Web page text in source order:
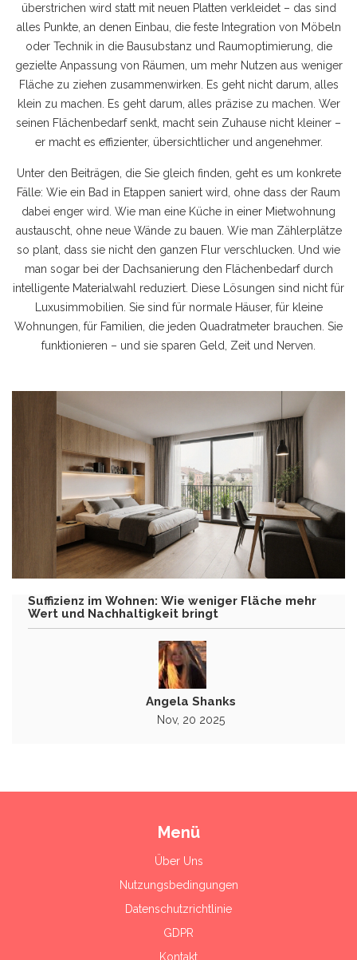
überstrichen wird statt mit neuen Platten verkleidet – das sind
alles Punkte, an denen Einbau die feste Integration von Möbeln
oder Technik in die Bausubstanz und Raumoptimierung die
gezielte Anpassung von Räumen, um mehr Nutzen aus weniger
Fläche zu ziehen zusammenwirken. Es geht nicht darum, alles
klein zu machen. Es geht darum, alles präzise zu machen. Wer
seinen Flächenbedarf senkt, macht sein Zuhause nicht kleiner –
er macht es effizienter, übersichtlicher und angenehmer.
Unter den Beiträgen, die Sie gleich finden, geht es um konkrete
Fälle: Wie ein Bad in Etappen saniert wird, ohne dass der Raum
dabei enger wird. Wie man eine Küche in einer Mietwohnung
austauscht, ohne neue Wände zu bauen. Wie man Zählerplätze
so plant, dass sie nicht den ganzen Flur verschlucken. Und wie
man sogar bei der Dachsanierung den Flächenbedarf durch
intelligente Materialwahl reduziert. Diese Lösungen sind nicht für
Luxusimmobilien. Sie sind für normale Häuser, für kleine
Wohnungen, für Familien, die jeden Quadratmeter brauchen. Sie
funktionieren – und sie sparen Geld, Zeit und Nerven.
Suffizienz im Wohnen: Wie weniger Fläche mehr
Wert und Nachhaltigkeit bringt
Angela Shanks
Nov, 20 2025
Menü
Über Uns
Nutzungsbedingungen
Datenschutzrichtlinie
GDPR
Kontakt